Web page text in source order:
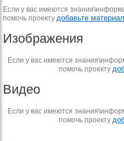
Если у вас имеются
помочь проекту добавьте материал
Изображения
Если у вас имеются
помочь проекту
Видео
Если у вас имеются
помочь проекту